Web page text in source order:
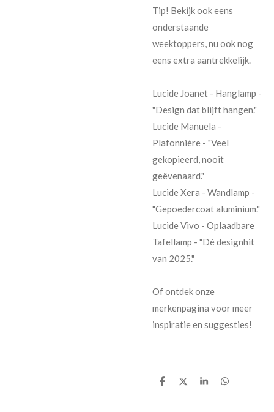
Tip! Bekijk ook eens
onderstaande
weektoppers, nu ook nog
eens extra aantrekkelijk.
Lucide Joanet - Hanglamp -
"Design dat blijft hangen."
Lucide Manuela -
Plafonnière - "Veel
gekopieerd, nooit
geëvenaard."
Lucide Xera - Wandlamp -
"Gepoedercoat aluminium."
Lucide Vivo - Oplaadbare
Tafellamp - "Dé designhit
van 2025."
Of ontdek onze
merkenpagina voor meer
inspiratie en suggesties!
D
D
S
D